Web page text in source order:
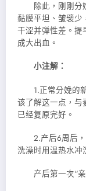
除此，刚刚分娩
黏膜平坦、皱襞少
干涩并弹性差。提
成大出血。
小注解：
1.正常分娩的新
该了解这一点，与
已经复原完好。
2.产后6周后，
洗澡时用温热水冲
产后第一次“亲